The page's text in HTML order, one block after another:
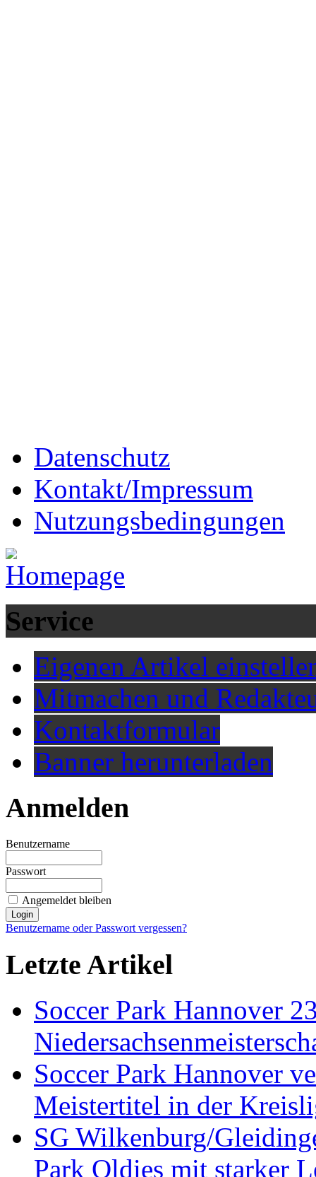
Datenschutz
Kontakt/Impressum
Nutzungsbedingungen
Service
Eigenen Artikel
Mitmachen und
Kontaktformular
Banner herunterladen
Anmelden
Benutzername
Passwort
Angemeldet bleiben
Benutzername oder Passwort vergessen?
Letzte Artikel
Soccer Park Hannover
Soccer Park Hannover
Meistertitel in der
SG Wilkenburg/
Park Oldies mit starker